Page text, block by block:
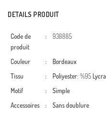
DETAILS PRODUIT
Code de
produit
: 938885
Couleur :
Bordeaux
Tissu
: Poliyester: %95 Lycra
Motif
:
Simple
Accessoires
:
Sans doublure